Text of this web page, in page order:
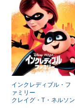
インクレディブル・フ
ァミリー
クレイグ・T・ネルソン